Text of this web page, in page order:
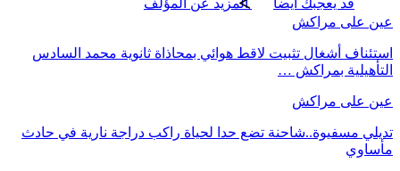
عين على مراكش
استئناف أشغال تثبيت لاقط هوائي بمحاذاة ثانوية محمد السادس
التأهيلية بمراكش …
عين على مراكش
تديلي مسفيوة..شاحنة تضع حدا لحياة راكب دراجة نارية في حادث
مأساوي